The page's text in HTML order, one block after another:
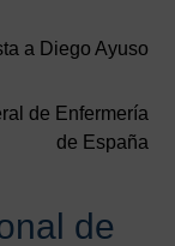
a Diego Ayuso
de Enfermería
de España
de